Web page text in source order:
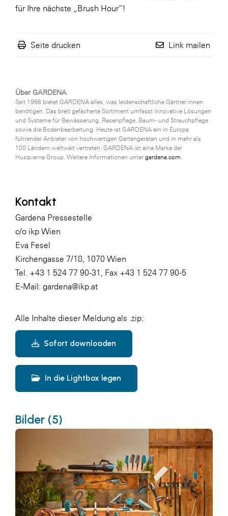
für Ihre nächste „Brush Hour“!
Seite drucken Link mailen
Über GARDENA
Seit 1968 bietet GARDENA alles, was leidenschaftliche Gärtner:innen
benötigen. Das breit gefächerte Sortiment umfasst innovative Lösungen
und Systeme für Bewässerung, Rasenpflege, Baum- und Strauchpflege
sowie die Bodenbearbeitung. Heute ist GARDENA ein in Europa
führender Anbieter von hochwertigen Gartengeräten und in mehr als
100 Ländern weltweit vertreten. GARDENA ist eine Marke der
Husqvarna Group. Weitere Informationen unter gardena.com.
Kontakt
Gardena Pressestelle
c/o ikp Wien
Eva Fesel
Kirchengasse 7/18, 1070 Wien
Tel. +43 1 524 77 90-31, Fax +43 1 524 77 90-5
E-Mail: gardena@ikp.at
Alle Inhalte dieser Meldung als .zip:
Sofort downloaden
In die Lightbox legen
Bilder (5)